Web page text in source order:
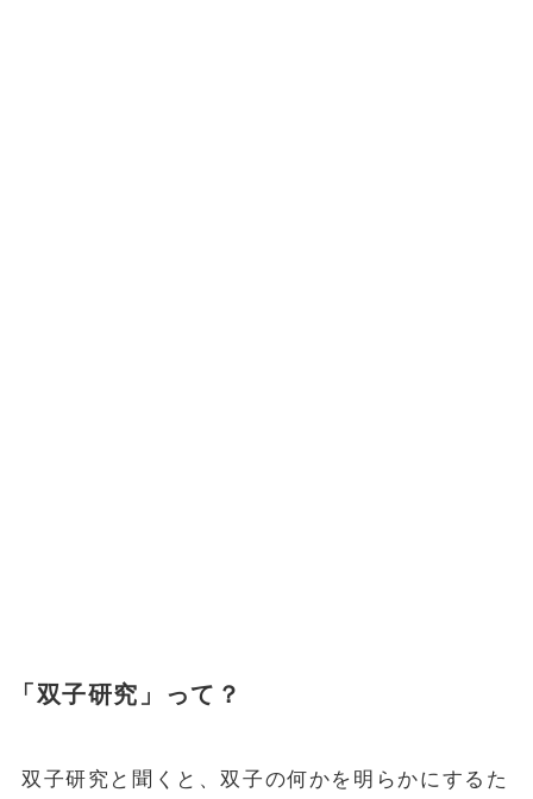
「双子研究」って？
双子研究と聞くと、双子の何かを明らかにするた